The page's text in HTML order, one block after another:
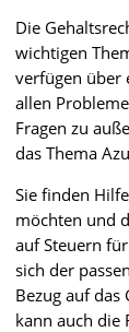
Die
wichtigen
verfügen über
allen
Fragen zu
das Thema
Sie finden
möchten und
auf Steuern
sich der
Bezug auf
kann auch die